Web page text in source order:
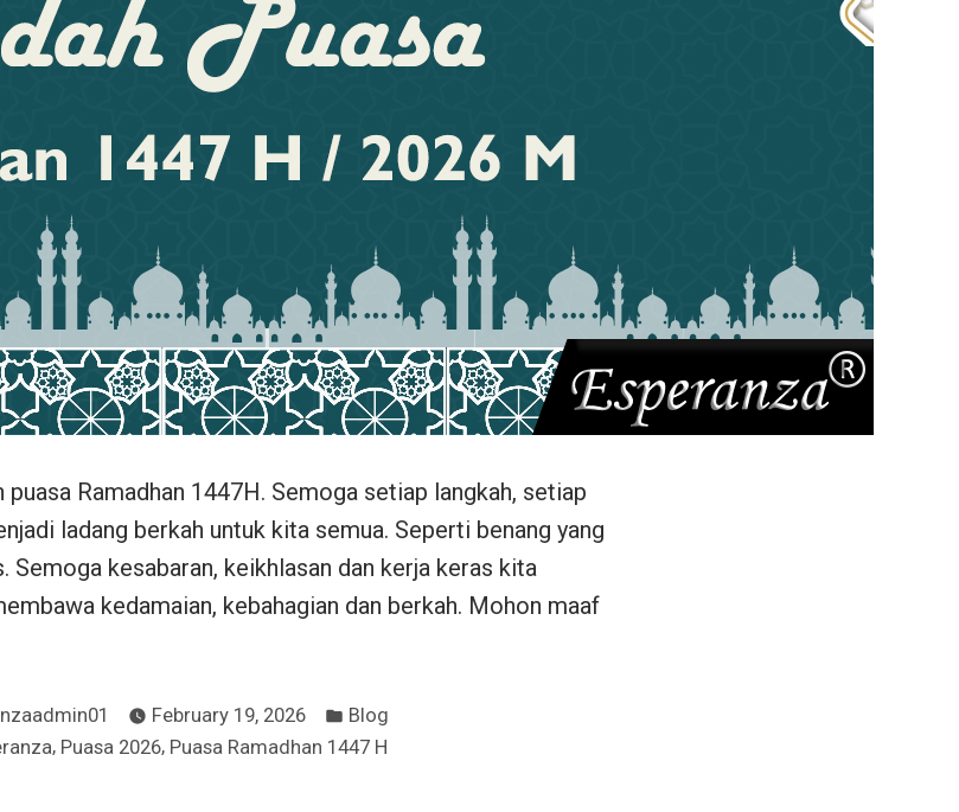
puasa Ramadhan 1447H. Semoga setiap langkah, setiap
ladang berkah untuk kita semua. Seperti benang yang
Semoga kesabaran, keikhlasan dan kerja keras kita
kedamaian, kebahagian dan berkah. Mohon maaf
February 19, 2026
Posted
in
Blog
, Puasa 2026, Puasa Ramadhan 1447 H